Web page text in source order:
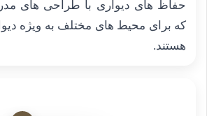
حفاظ های دیواری با طراحی های
که برای محیط های مختلف به ویژه
هستند.